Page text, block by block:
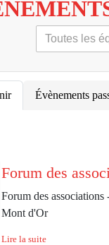
Évènements
Forum des
Forum des associations
Mont d'Or
Lire la suite